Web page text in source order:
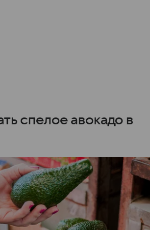
спелое авокадо в